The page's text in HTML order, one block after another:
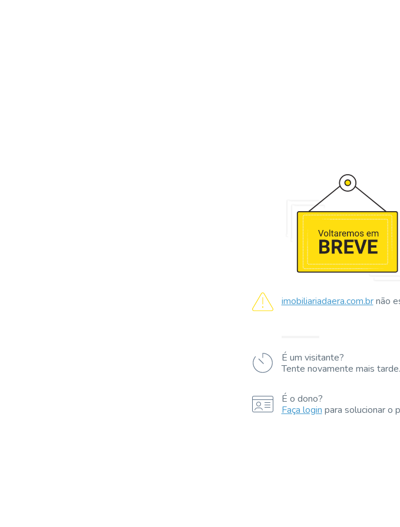
imobiliariadaera.com.brnão
É um visitante?
Tente novamente mais tarde.
É o dono?
Faça login para solucionar o